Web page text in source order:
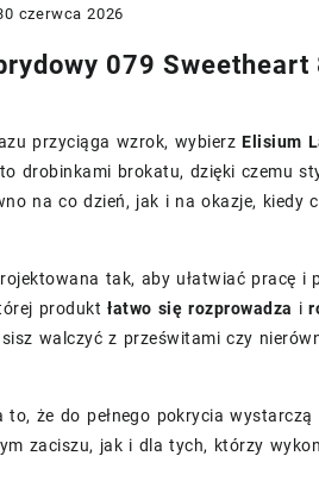
czerwca 2026
079
przyciąga wzrok, wybierzElisium
drobinkami brokatu, dzięki czemu
na co dzień, jak i na okazje, kiedy
tak, aby ułatwiać pracę
produktłatwo się rozprowadza i
walczyć z prześwitami czy
że do pełnego pokrycia wystarczą
zaciszu, jak i dla tych, którzy